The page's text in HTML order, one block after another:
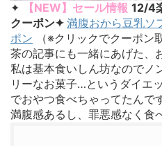
✦ 【NEW】セール情報 12/4
クーポン✦ 満腹おから豆乳ソ
ポン （※クリックでクーポ
茶の記事にも一緒にあげた、
私は基本食いしん坊なのでノ
リーなお菓子…というダイエ
でおやつ食べちゃってたんで
満腹感あるし、罪悪感なく食